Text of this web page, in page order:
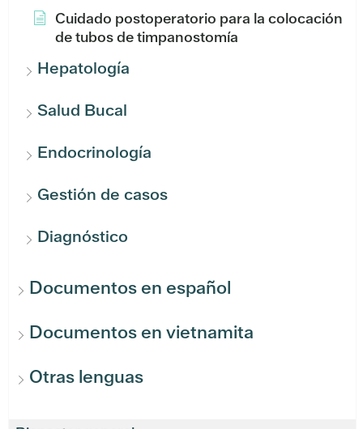
Cuidado postoperatorio para la colocación
de tubos de timpanostomía
Hepatología
Salud Bucal
Endocrinología
Gestión de casos
Diagnóstico
Documentos en español
Documentos en vietnamita
Otras lenguas